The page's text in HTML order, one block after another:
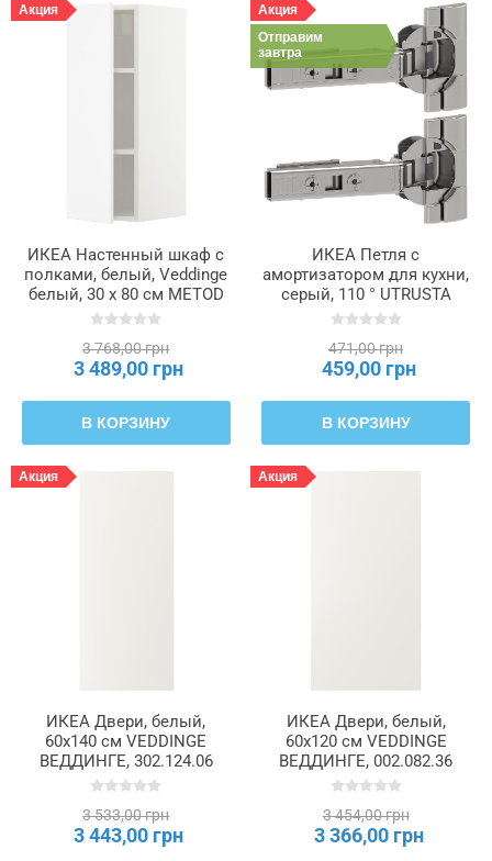
Акция
ИКЕА Настенный шкаф с
полками, белый, Veddinge
белый, 30 x 80 см METOD
МЕТОД, 594.640.31
3 768,00 грн
3 489,00 грн
В КОРЗИНУ
Акция
Отправим
завтра
ИКЕА Петля с
амортизатором для кухни,
серый, 110 ° UTRUSTA
УТРУСТА, 805.248.82
471,00 грн
459,00 грн
В КОРЗИНУ
Акция
ИКЕА Двери, белый,
60x140 см VEDDINGE
ВЕДДИНГЕ, 302.124.06
3 533,00 грн
3 443,00 грн
Акция
ИКЕА Двери, белый,
60x120 см VEDDINGE
ВЕДДИНГЕ, 002.082.36
3 454,00 грн
3 366,00 грн